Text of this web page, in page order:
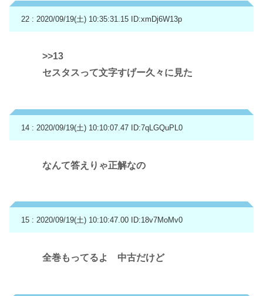
22 : 2020/09/19(土) 10:35:31.15 ID:xmDj6W13p
>>13
セスタスって文字すげー久々に見た
14 : 2020/09/19(土) 10:10:07.47 ID:7qLGQuPL0
なんて答えりゃ正解なの
15 : 2020/09/19(土) 10:10:47.00 ID:18v7MoMv0
全巻もってるよ 中古だけど